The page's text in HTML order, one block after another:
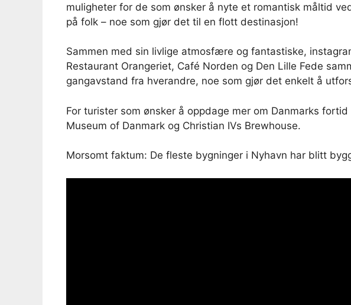
muligheter for de som ønsker å nyte et romantisk måltid
på folk – noe som gjør det til en flott destinasjon!
Sammen med sin livlige atmosfære og fantastiske,
Restaurant Orangeriet, Café Norden og Den Lille Fede
gangavstand fra hverandre, noe som gjør det enkelt å
For turister som ønsker å oppdage mer om Danmarks
Museum of Danmark og Christian IVs Brewhouse.
Morsomt faktum: De fleste bygninger i Nyhavn har blitt